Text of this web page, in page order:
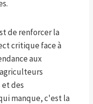
de renforcer la
critique face à
aux
des
manque, c'est la